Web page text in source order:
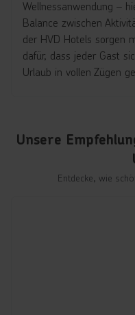
Wellnessanwendung –
Balance zwischen Aktivit
der HVD Hotels sorgen
dafür, dass jeder Gast
Urlaub in vollen Zügen
Unsere
Entdecke, wie